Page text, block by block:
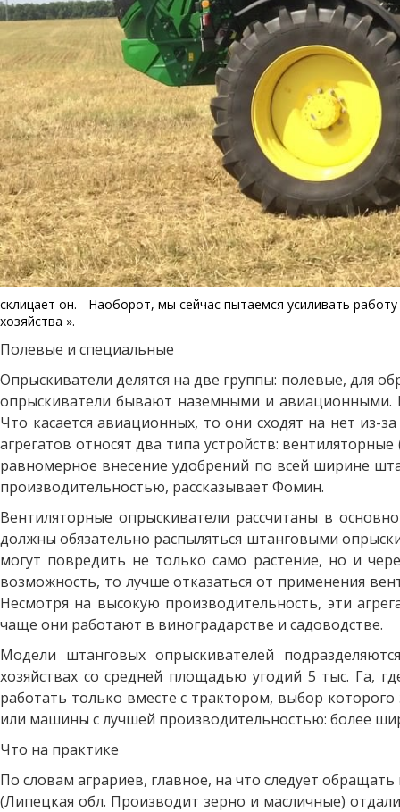
склицает он. - Наоборот, мы сейчас пытаемся усиливать
хозяйства ».
Полевые и специальные
Опрыскиватели делятся на две группы: полевые, для
опрыскиватели бывают наземными и авиационными.
Что касается авиационных, то они сходят на нет из-
агрегатов относят два типа устройств:
равномерное внесение удобрений по всей ширине
производительностью, рассказывает Фомин.
Вентиляторные опрыскиватели рассчитаны в
должны обязательно распыляться штанговыми
могут повредить не только само растение, но и
возможность, то лучше отказаться от применения
Несмотря на высокую производительность, эти
чаще они работают в виноградарстве и садоводстве.
Модели штанговых опрыскивателей
хозяйствах со средней площадью угодий 5 тыс. Га,
работать только вместе с трактором, выбор
или машины с лучшей производительностью: более
Что на практике
По словам аграриев, главное, на что следует
(Липецкая обл. Производит зерно и масличные)